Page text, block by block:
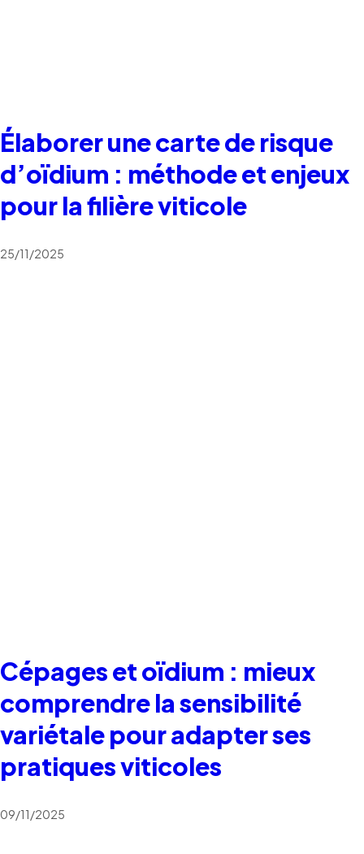
Élaborer une carte de risque
d’oïdium : méthode et enjeux
pour la filière viticole
25/11/2025
Cépages et oïdium : mieux
comprendre la sensibilité
variétale pour adapter ses
pratiques viticoles
09/11/2025